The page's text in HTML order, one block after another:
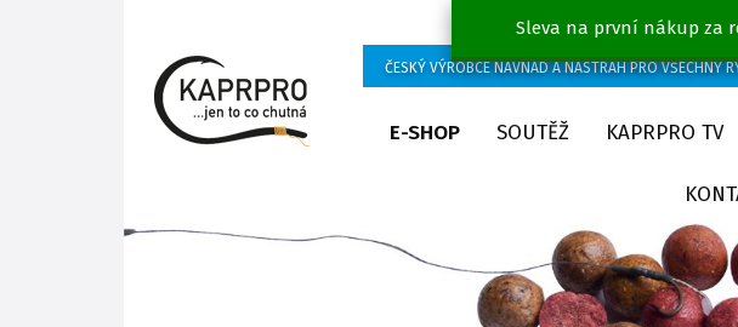
Sleva na první nákup za
ČESKÝ VÝROBCE NÁVNAD A NÁSTRAH PRO VŠECHNY
E-SHOP SOUTĚŽ KAPRPRO TV